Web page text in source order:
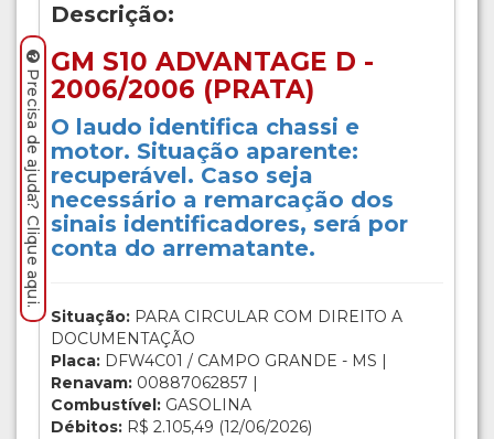
Descrição:
GM S10 ADVANTAGE D -
2006/2006 (PRATA)
O laudo identifica chassi e
motor. Situação aparente:
recuperável. Caso seja
necessário a remarcação dos
sinais identificadores, será por
conta do arrematante.
Situação: PARA CIRCULAR COM DIREITO A
DOCUMENTAÇÃO
Placa: DFW4C01 / CAMPO GRANDE - MS |
Renavam: 00887062857 |
Combustível: GASOLINA
Débitos: R$ 2.105,49 (12/06/2026)
Precisa de ajuda? Clique aqui.